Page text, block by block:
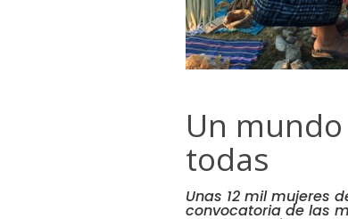
Un
todas
Unas 12 mil mujeres
convocatoria de las